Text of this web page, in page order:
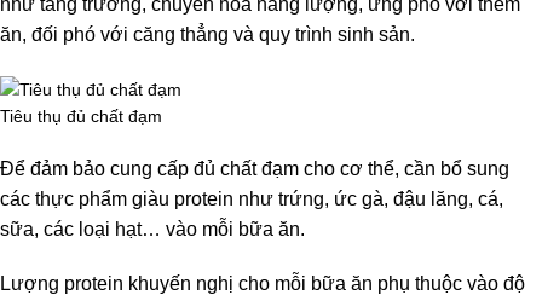
như tăng trưởng, chuyển hóa năng lượng, ứng phó với thèm
ăn, đối phó với căng thẳng và quy trình sinh sản.
Tiêu thụ đủ chất đạm
Để đảm bảo cung cấp đủ chất đạm cho cơ thể, cần bổ sung
các thực phẩm giàu protein như trứng, ức gà, đậu lăng, cá,
sữa, các loại hạt… vào mỗi bữa ăn.
Lượng protein khuyến nghị cho mỗi bữa ăn phụ thuộc vào độ